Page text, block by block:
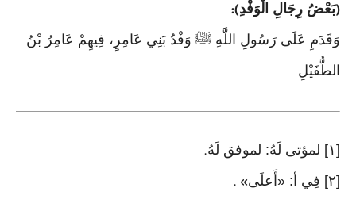
(بَعْضُ رِجَالِ الْوَفْدِ):
وَقَدَمِ عَلَى رَسُولِ اللَّهِ ﷺ وَفْدُ بَنِي عَامِرٍ، فِيهِمْ عَامِرُ بْنُ
الطُّفَيْلِ
[١] لمؤتى لَهُ: لموفق لَهُ .
[٢] فِي أ: «أَعلَى » .